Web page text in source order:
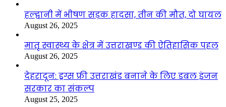
हल्द्वानी में भीषण सड़क हादसा, तीन की मौत, दो घायल
August 26, 2025
मातृ स्वास्थ्य के क्षेत्र में उत्तराखण्ड की ऐतिहासिक पहल
August 26, 2025
देहरादून: ड्रग्स फ्री उत्तराखंड बनाने के लिए डबल इंजन
सरकार का संकल्प
August 25, 2025